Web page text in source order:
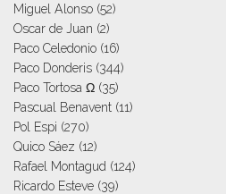
Miguel Alonso (52)
Oscar de Juan (2)
Paco Celedonio (16)
Paco Donderis (344)
Paco Tortosa Ω (35)
Pascual Benavent (11)
Pol Espi (270)
Quico Sáez (12)
Rafael Montagud (124)
Ricardo Esteve (39)